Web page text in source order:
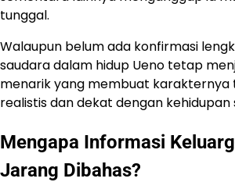
tunggal.
Walaupun belum ada konfirmasi
saudara dalam hidup Ueno tetap
menarik yang membuat karakternya
realistis dan dekat dengan kehidupan
Mengapa Informasi
Jarang Dibahas?